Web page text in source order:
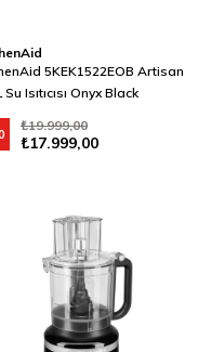
5KEK1522EOB Artisan
Su Isıtıcısı Onyx Black
₺17.999,00
₺19.999,00